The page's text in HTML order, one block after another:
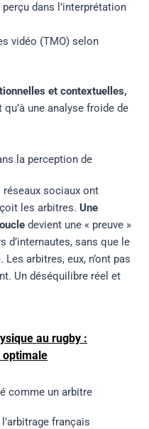
dans l’interprétation
vidéo (TMO) selon
et contextuelles,
une analyse froide de
la perception de
sociaux ont
les arbitres. Une
devient une « preuve »
d’internautes, sans que le
arbitres, eux, n’ont pas
Un déséquilibre réel et
au rugby :
optimale
comme un arbitre
français